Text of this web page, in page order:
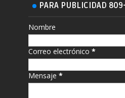
PARA PUBLICIDAD
Nombre
Correo electrónico*
Mensaje*